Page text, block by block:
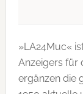
»LA24Muc«
Anzeigers für
ergänzen die